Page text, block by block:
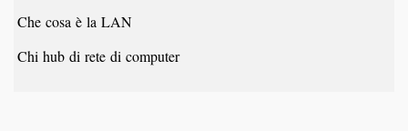
Che cosa è la LAN
Chi hub di rete di computer